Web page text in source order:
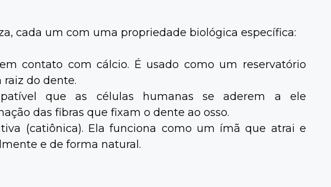
cada um com uma propriedade biológica específica:
contato com cálcio. É usado como um reservatório
do dente.
que as células humanas se aderem a ele
das fibras que fixam o dente ao osso.
(catiônica). Ela funciona como um ímã que atrai e
e de forma natural.